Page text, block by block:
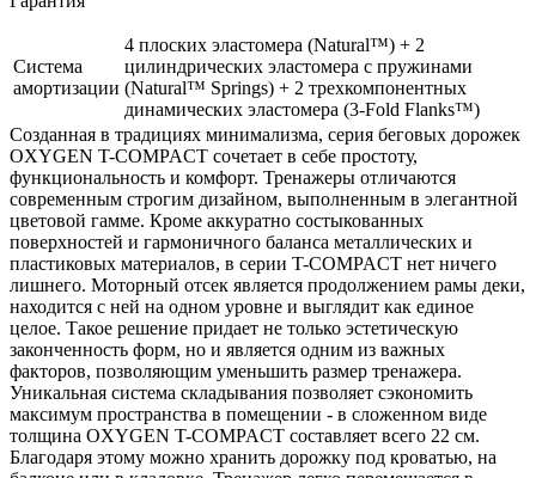
Система
амортизации
4 плоских эластомера (Natural™) + 2
цилиндрических эластомера с пружинами
(Natural™ Springs) + 2 трехкомпонентных
динамических эластомера (3-Fold Flanks™)
Созданная в традициях минимализма, серия беговых дорожек
OXYGEN T-COMPACT сочетает в себе простоту,
функциональность и комфорт. Тренажеры отличаются
современным строгим дизайном, выполненным в элегантной
цветовой гамме. Кроме аккуратно состыкованных
поверхностей и гармоничного баланса металлических и
пластиковых материалов, в серии T-COMPACT нет ничего
лишнего. Моторный отсек является продолжением рамы деки,
находится с ней на одном уровне и выглядит как единое
целое. Такое решение придает не только эстетическую
законченность форм, но и является одним из важных
факторов, позволяющим уменьшить размер тренажера.
Уникальная система складывания позволяет сэкономить
максимум пространства в помещении - в сложенном виде
толщина OXYGEN T-COMPACT составляет всего 22 см.
Благодаря этому можно хранить дорожку под кроватью, на